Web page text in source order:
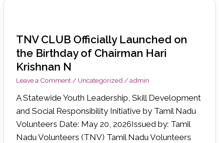
செலக்சன் பள்ளியில் ‘ஒரு நாள் ஒரு ரூபாய்’ திட்டத்தை
துவங்கி வைத்த சென்னை ஐஐடி திட்டத் தலைவர்
Palmyra Green Pathway ’ along Chennai Marina by
Tamil Nadu Volunteers
TNV CLUB Officially Launched on
the Birthday of Chairman Hari
Krishnan N
Leave a Comment / Uncategorized /admin
A Statewide Youth Leadership, Skill Development
and Social Responsibility Initiative by Tamil Nadu
Volunteers Date: May 20, 2026Issued by: Tamil
Nadu Volunteers (TNV) Tamil Nadu Volunteers
Officially
Launched
on
the
Birthday
of
Chairman
Hari